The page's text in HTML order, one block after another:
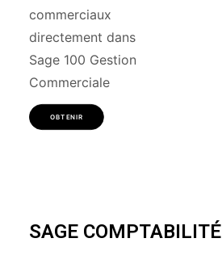
commerciaux
directement dans
Sage 100 Gestion
Commerciale
OBTENIR
SAGE COMPTABILITÉ